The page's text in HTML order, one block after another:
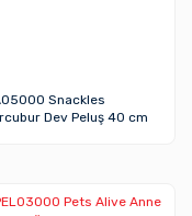
Snackles
Dev Peluş 40 cm